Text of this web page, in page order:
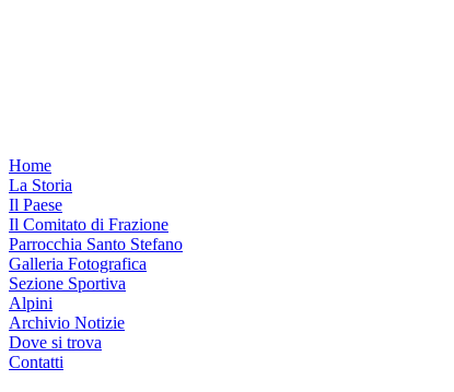
Home
La Storia
Il Paese
Il Comitato di Frazione
Parrocchia Santo Stefano
Galleria Fotografica
Sezione Sportiva
Alpini
Archivio Notizie
Dove si trova
Contatti